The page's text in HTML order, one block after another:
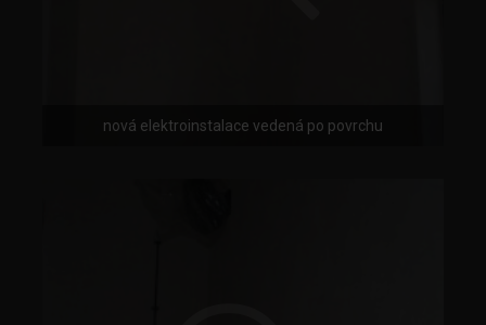
nová elektroinstalace vedená po povrchu